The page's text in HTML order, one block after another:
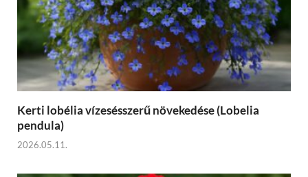
Kerti lobélia vízesésszerű növekedése (Lobelia
pendula)
2026.05.11.